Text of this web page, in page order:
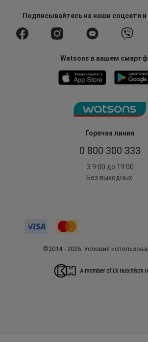
Горячая линия
0 800 300 333
З 9:00 до 19:00
Без выходных
Подписывайтесьна наши соцсети
Watsons в вашем
©2014 - 2026. Условия